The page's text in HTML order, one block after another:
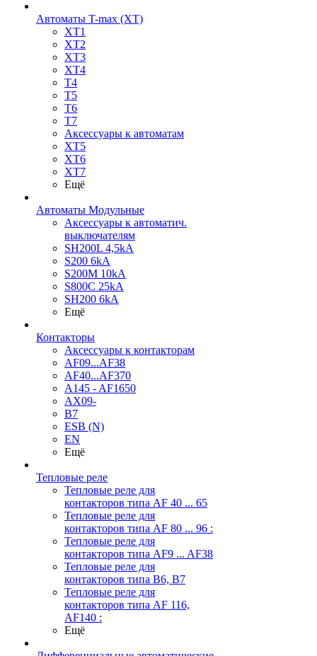
Автоматы T-max (XT)
XT1
XT2
XT3
XT4
T4
T5
T6
T7
Аксессуары к автоматам
XT5
XT6
XT7
Ещё
Автоматы Модульные
Аксессуары к автоматич.
выключателям
SH200L 4,5kA
S200 6kA
S200M 10kA
S800C 25kA
SH200 6kA
Ещё
Контакторы
Аксессуары к контакторам
AF09...AF38
AF40...AF370
A145 - AF1650
AX09-
B7
ESB (N)
EN
Ещё
Тепловые реле
Тепловые реле для
контакторов типа AF 40 ... 65
Тепловые реле для
контакторов типа AF 80 ... 96 :
Тепловые реле для
контакторов типа AF9 ... AF38
Тепловые реле для
контакторов типа В6, В7
Тепловые реле для
контакторов типа AF 116,
AF140 :
Ещё